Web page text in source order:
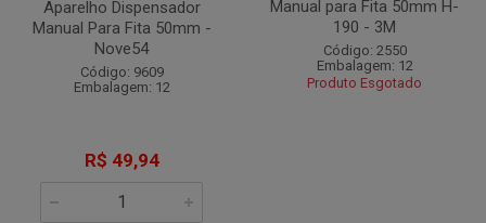
Aparelho Dispensador
Manual Para Fita 50mm -
Nove54
Código: 9609
Embalagem: 12
R$ 49,94
Manual para Fita 50mm H-
190 - 3M
Código: 2550
Embalagem: 12
Produto Esgotado